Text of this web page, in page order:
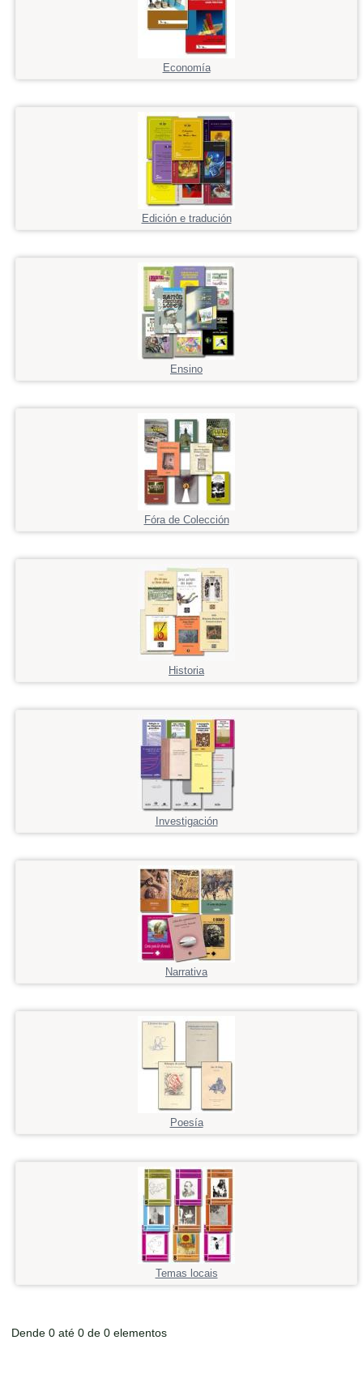
Economía
Edición e tradución
Ensino
Fóra de Colección
Historia
Investigación
Narrativa
Poesía
Temas locais
Dende 0 até 0 de 0 elementos